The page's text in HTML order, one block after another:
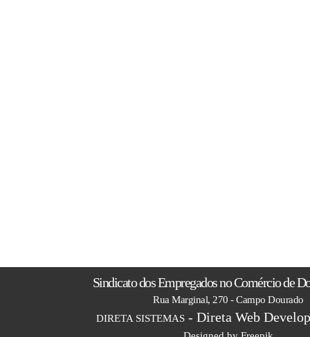
Sindicato dos Empregados no Comércio de
Rua Marginal, 270 - Campo Dourado
DIRETA SISTEMAS- Direta Web